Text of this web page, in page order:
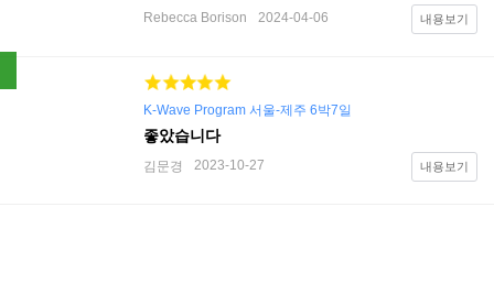
Rebecca Borison 2024-04-06 내용보기
K-Wave Program 서울-제주 6박7일
좋았습니다
김문경 2023-10-27 내용보기